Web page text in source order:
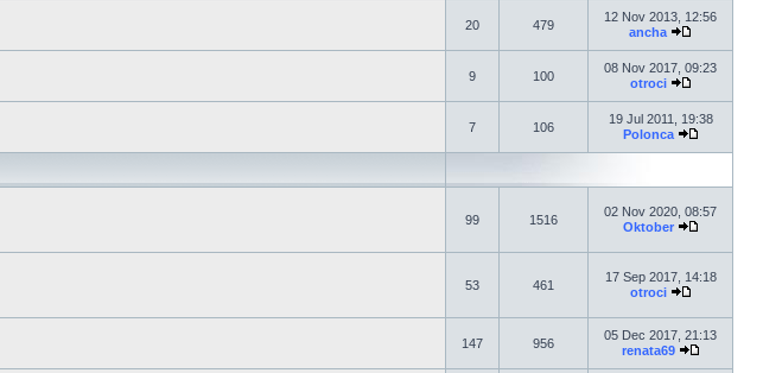
20 479
12 Nov 2013, 12:56
ancha
9 100
08 Nov 2017, 09:23
otroci
7 106
19 Jul 2011, 19:38
Polonca
99 1516
02 Nov 2020, 08:57
Oktober
53 461
17 Sep 2017, 14:18
otroci
147 956
05 Dec 2017, 21:13
renata69